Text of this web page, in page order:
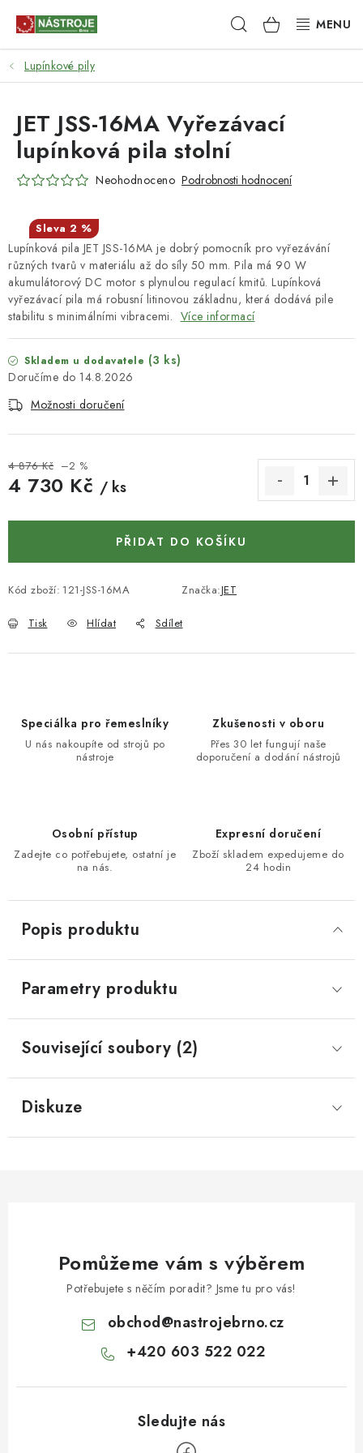
Hledat NÁKUPNÍ
KOŠÍK
NÁSTROJE
BRUSIVO
LEPENÍ A SPOJOVÁNÍ
RUČNÍ NÁŘADÍ, PŘÍPRAVKY
STROJE
KONTAKTY
DÁRKOVÉ POUKAZY
NÁSTROJE PRO STOLAŘE
NÁSTROJE PRO OPRACOVÁNÍ KOVU
NÁSTROJE PRO FRÉZOVÁNÍ
KONTAKTY
Lupínkové pily
Lupínková pila JET JSS-16MA je dobrý pomocník pro vyřezávání
různých tvarů v materiálu až do síly 50 mm. Pila má 90 W
akumulátorový DC motor s plynulou regulací kmitů. Lupínková
vyřezávací pila má robusní litinovou základnu, která dodává pile
stabilitu s minimálními vibracemi. Více informací
Skladem u dodavatele (3 ks)
14.8.2026
Možnosti doručení
4 876 Kč –2 %
4 730 Kč / ks
PŘIDAT DO KOŠÍKU
Kód zboží: 121-JSS-16MA Značka:JET
Tisk Hlídat Sdílet
JET JSS-16MA Vyřezávací
lupínková pila stolní
Neohodnoceno Podrobnosti hodnocení
2 %
Speciálka pro řemeslníky
U nás nakoupíte od strojů po
nástroje
Zkušenosti v oboru
Přes 30 let fungují naše
doporučení a dodání nástrojů
Osobní přístup
Zadejte co potřebujete, ostatní je
na nás.
Expresní doručení
Zboží skladem expedujeme do
24 hodin
Popis produktu
Parametry produktu
Související soubory (2)
Diskuze
Pomůžeme vám s výběrem
Potřebujete s něčím poradit? Jsme tu pro vás!
obchod@nastrojebrno.cz
+420 603 522 022